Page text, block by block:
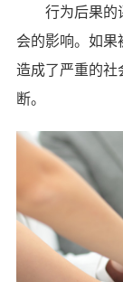
行为后果的评
会的影响。如
造成了严重的社
断。